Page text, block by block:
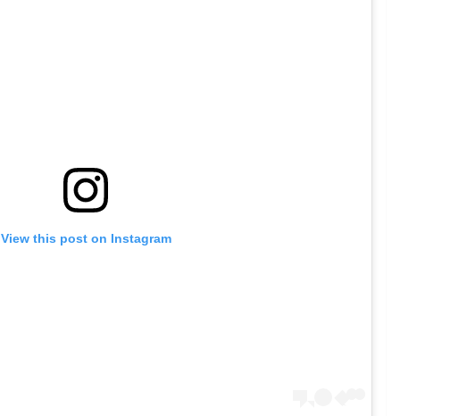
View this post on Instagram